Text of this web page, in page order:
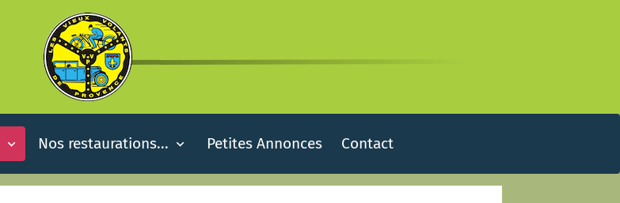
Nos restaurations... Petites Annonces Contact